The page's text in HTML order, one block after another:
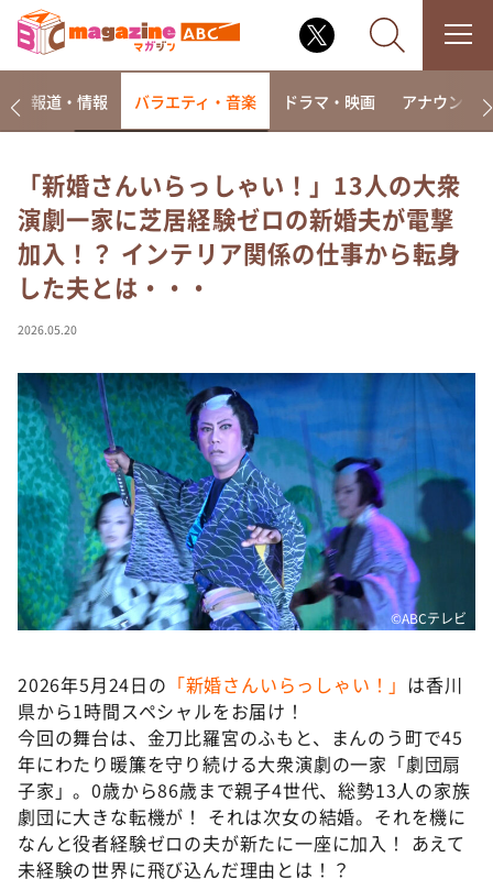
なるみ・岡村の過ぎるTV
相席食堂
これ余談なんですけど・・・
～人生密着トークバラエティ！～ やすとものいたっ
て真剣です
探偵！ナイトスクープ
news おかえり
河合＆A.B.C-Z塚田×福井アナ「なんでやねん！？」
（news おかえり）
DAIGOも台所 ～きょうの献立 何にする？～
本日はダイアンなり！シーズン２
朝だ！生です旅サラダ
教えて！ニュースライブ 正義のミカタ
新婚さんいらっしゃい！
ポツンと一軒家
ザキ山小屋本館
ぺこぱのまるスポ
アナ回覧板
報道・情報 バラエティ・音楽 ドラマ・映画 アナウンサー
「新婚さんいらっしゃい！」13人の大衆
演劇一家に芝居経験ゼロの新婚夫が電撃
加入！？ インテリア関係の仕事から転身
した夫とは・・・
2026.05.20
©ABCテレビ
2026年5月24日の 「新婚さんいらっしゃい！」 は香川
県から1時間スペシャルをお届け！
今回の舞台は、金刀比羅宮のふもと、まんのう町で45
年にわたり暖簾を守り続ける大衆演劇の一家「劇団扇
子家」。0歳から86歳まで親子4世代、総勢13人の家族
劇団に大きな転機が！ それは次女の結婚。それを機に
なんと役者経験ゼロの夫が新たに一座に加入！ あえて
未経験の世界に飛び込んだ理由とは！？